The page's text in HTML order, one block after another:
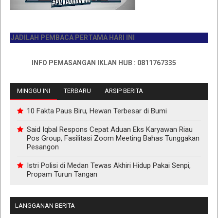
PEMBACA PERTAMA HARI INI
INFO PEMASANGAN IKLAN HUB : 0811767335
MINGGU INI TERBARU ARSIP BERITA
10 Fakta Paus Biru, Hewan Terbesar di Bumi
Said Iqbal Respons Cepat Aduan Eks Karyawan Riau
Pos Group, Fasilitasi Zoom Meeting Bahas Tunggakan
Pesangon
Istri Polisi di Medan Tewas Akhiri Hidup Pakai Senpi,
Propam Turun Tangan
LANGGANAN BERITA